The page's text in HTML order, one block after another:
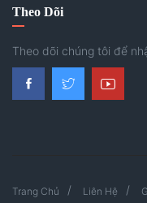
Theo Dõi
Theo dõi chúng tôi để
Trang Chủ Liên Hệ